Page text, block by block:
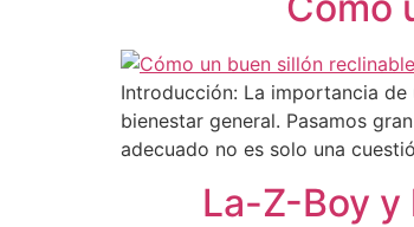
Introducción: La importancia
bienestar general. Pasamos
adecuado no es solo una
La-Z-Boy